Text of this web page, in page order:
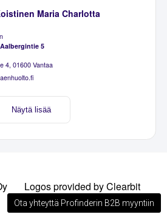
Maria Charlotta
5
4, 01600 Vantaa
Näytä lisää
Logos provided by Clearbit
Ota yhteyttä Profinderin B2B myyntiin